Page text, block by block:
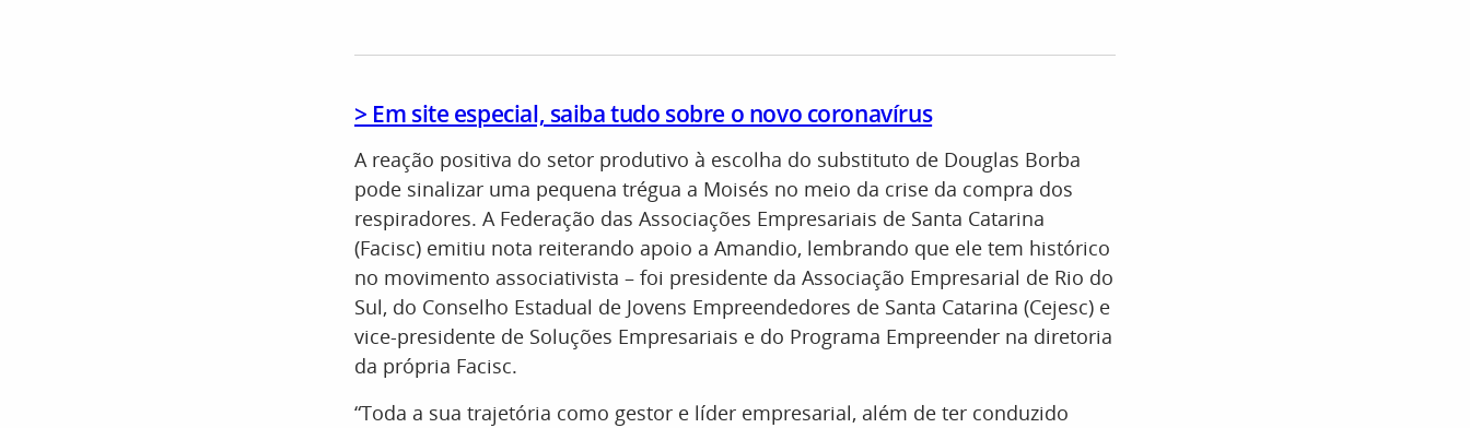
​> Em site especial, saiba tudo sobre o novo coronavírus
A reação positiva do setor produtivo à escolha do substituto de Douglas Borba
pode sinalizar uma pequena trégua a Moisés no meio da crise da compra dos
respiradores. A Federação das Associações Empresariais de Santa Catarina
(Facisc) emitiu nota reiterando apoio a Amandio, lembrando que ele tem histórico
no movimento associativista – foi presidente da Associação Empresarial de Rio do
Sul, do Conselho Estadual de Jovens Empreendedores de Santa Catarina (Cejesc) e
vice-presidente de Soluções Empresariais e do Programa Empreender na diretoria
da própria Facisc.
“Toda a sua trajetória como gestor e líder empresarial, além de ter conduzido